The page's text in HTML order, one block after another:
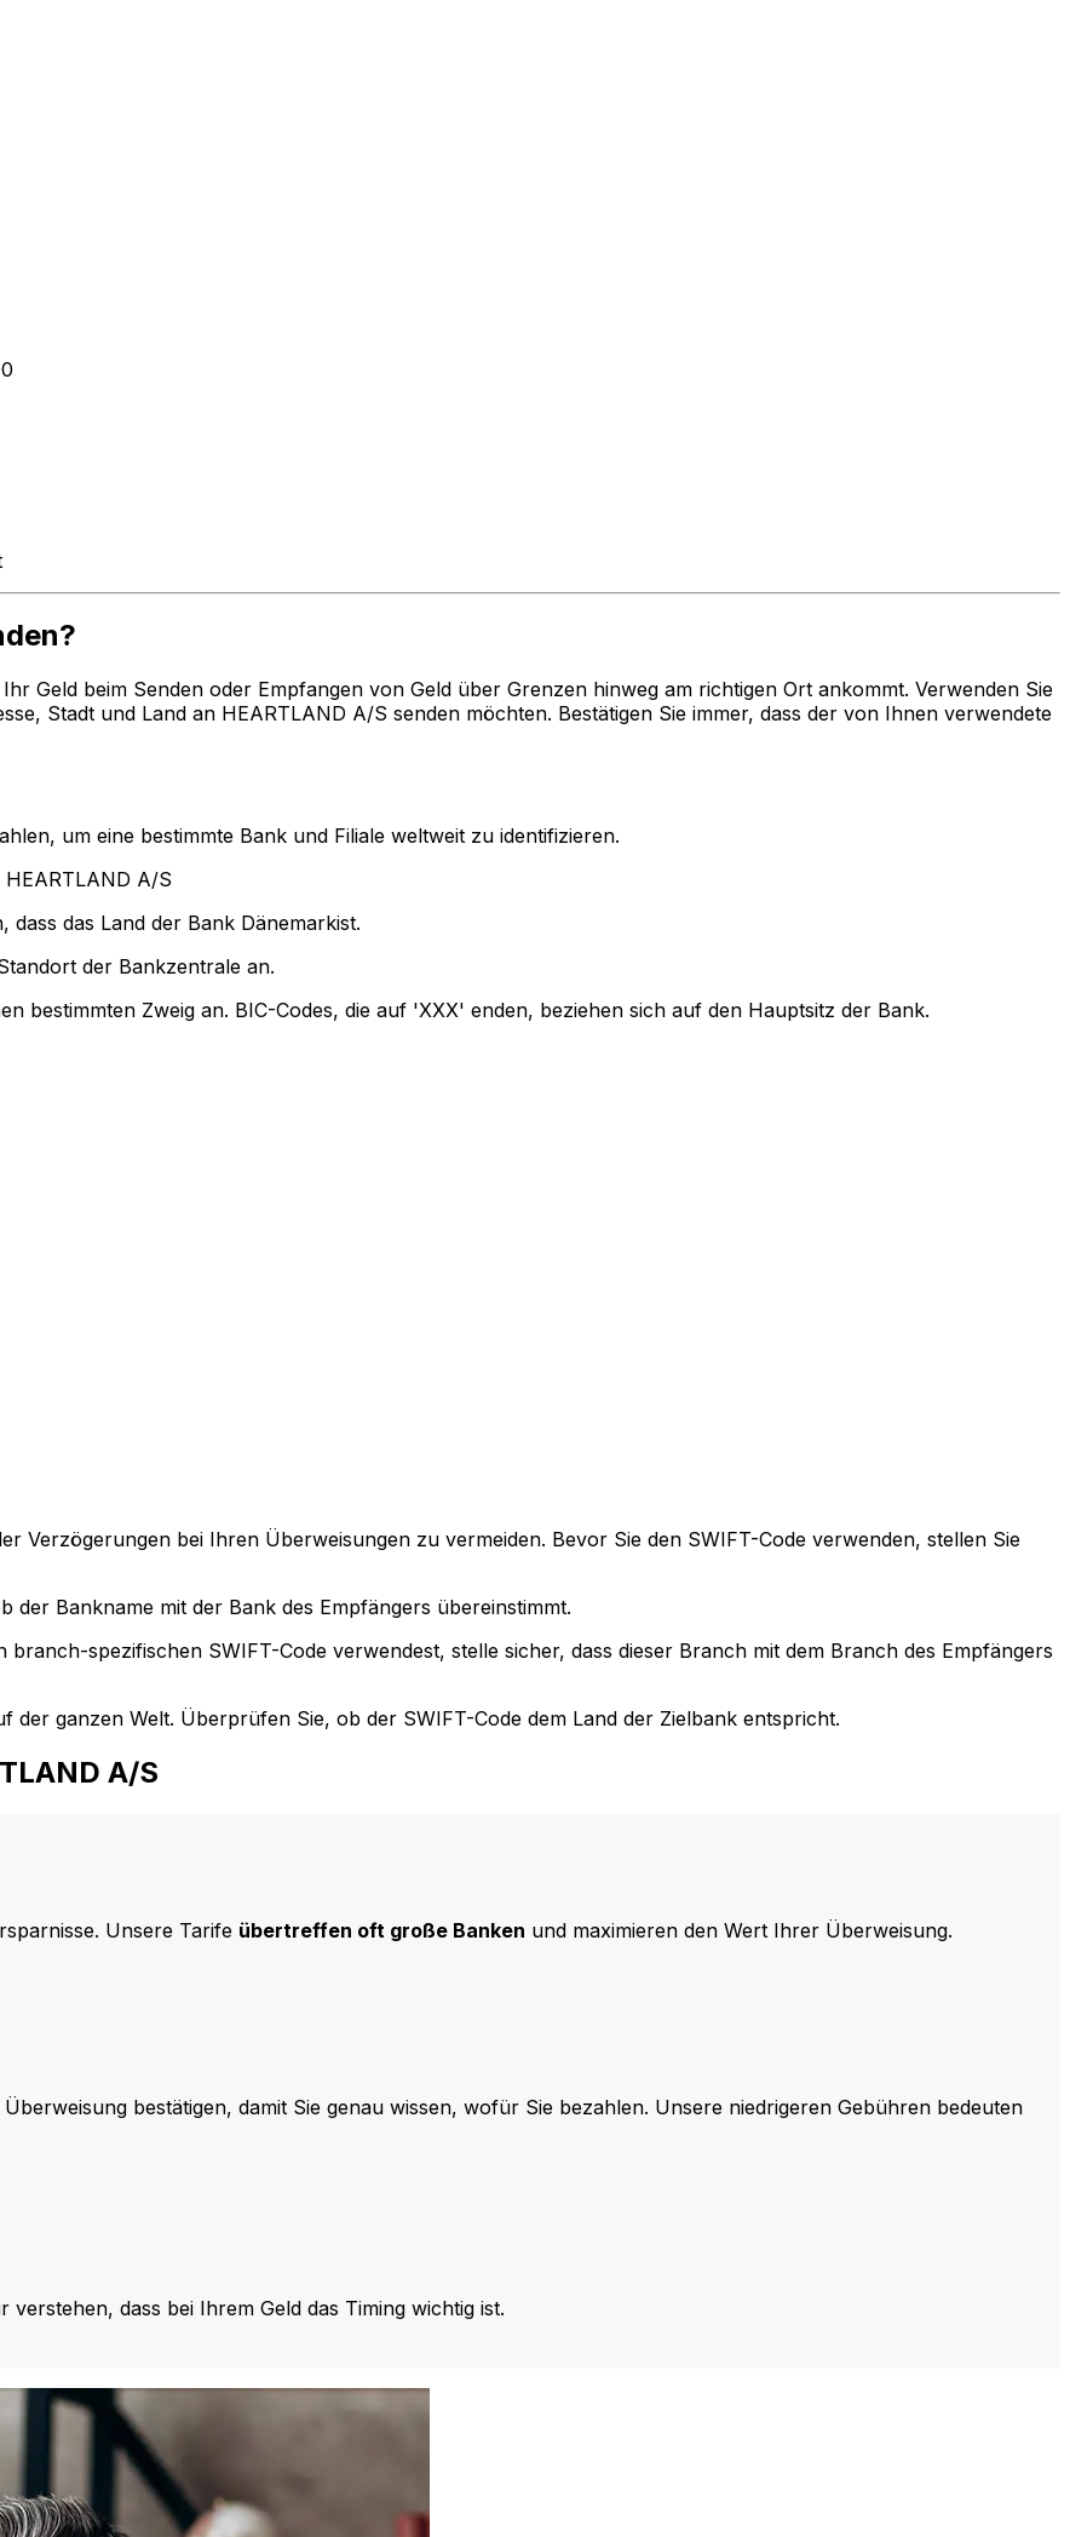
Geld beim Senden oder Empfangen von Geld über Grenzen hinweg am richtigen Ort ankommt. Verwenden Sie
Stadt und Land an HEARTLAND A/S senden möchten. Bestätigen Sie immer, dass der von Ihnen verwendete
um eine bestimmte Bank und Filiale weltweit zu identifizieren.
A/S
dass das Land der Bank Dänemarkist.
der Bankzentrale an.
bestimmten Zweig an. BIC-Codes, die auf 'XXX' enden, beziehen sich auf den Hauptsitz der Bank.
Verzögerungen bei Ihren Überweisungen zu vermeiden. Bevor Sie den SWIFT-Code verwenden, stellen Sie
der Bankname mit der Bank des Empfängers übereinstimmt.
branch-spezifischen SWIFT-Code verwendest, stelle sicher, dass dieser Branch mit dem Branch des Empfängers
der ganzen Welt. Überprüfen Sie, ob der SWIFT-Code dem Land der Zielbank entspricht.
A/S
Unsere Tarife übertreffen oft große Banken und maximieren den Wert Ihrer Überweisung.
bestätigen, damit Sie genau wissen, wofür Sie bezahlen. Unsere niedrigeren Gebühren bedeuten
verstehen, dass bei Ihrem Geld das Timing wichtig ist.